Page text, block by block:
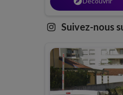
Suivez-nous